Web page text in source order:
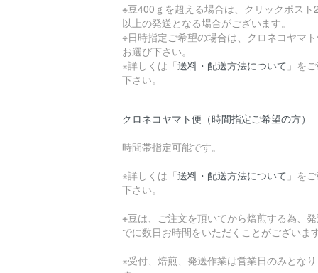
※豆400ｇを超える場合は、クリックポスト
以上の発送となる場合がございます。
※日時指定ご希望の場合は、クロネコヤマ
お選び下さい。
※詳しくは「送料・配送方法について 」を
下さい。
クロネコヤマト便（時間指定ご希望の方）
時間帯指定可能です。
※詳しくは「送料・配送方法について 」を
下さい。
※豆は、ご注文を頂いてから焙煎する為、発
でに数日お時間をいただくことがございます
※受付、焙煎、発送作業は営業日のみとなり